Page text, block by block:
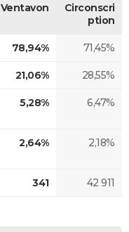
Ventavon
Circonscri
ption
78,94% 71,45%
21,06% 28,55%
5,28% 6,47%
2,64% 2,18%
341 42 911